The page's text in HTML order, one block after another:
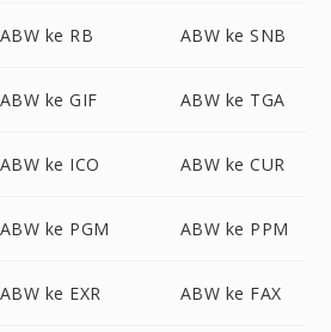
ABW ke RB ABW ke SNB
ABW ke GIF ABW ke TGA
ABW ke ICO ABW ke CUR
ABW ke PGM ABW ke PPM
ABW ke EXR ABW ke FAX